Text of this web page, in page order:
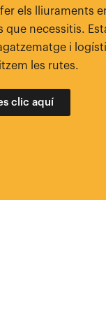
els lliuraments
que necessitis.
i
les rutes.
clic aquí